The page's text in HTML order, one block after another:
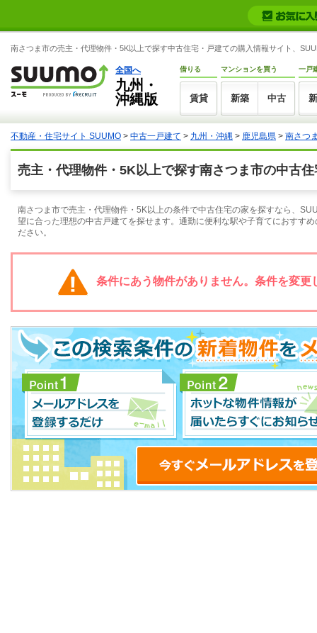
南さつま市の売主・代理物件・5K以上で探す中古住宅・戸建ての購入情報サイト、
全国へ
九州・
沖縄版
借りる
賃貸
マンションを買う
新築 中古
一戸
不動産・住宅サイト SUUMO > 中古一戸建て > 九州・沖縄 > 鹿児島県 > 南さつ
売主・代理物件・5K以上で探す南さつま市の中古
南さつま市で売主・代理物件・5K以上の条件で中古住宅の家を探すなら、
望に合った理想の中古戸建てを探せます。通勤に便利な駅や子育てにおすす
ださい。
条件にあう物件がありません。条件を変更